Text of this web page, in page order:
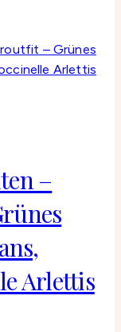
–
Arlettis